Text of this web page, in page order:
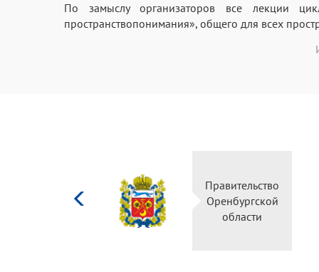
По замыслу организаторов все лекции
пространствопонимания», общего для всех
Министерство
культуры
Российской
федерации